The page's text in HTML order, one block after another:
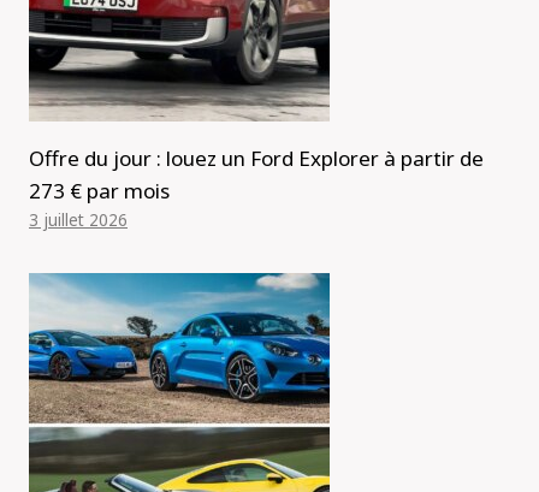
Offre du jour : louez un Ford Explorer à partir de
273 € par mois
3 juillet 2026